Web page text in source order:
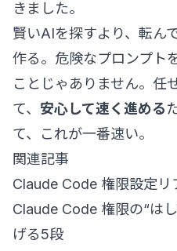
きました。
賢いAIを探すより、転ん
作る。危険なプロンプト
ことじゃありません。任
て、 安心して速く進める
て、これが一番速い。
関連記事
Claude Code 権限設定リ
Claude Code 権限の“は
げる5段